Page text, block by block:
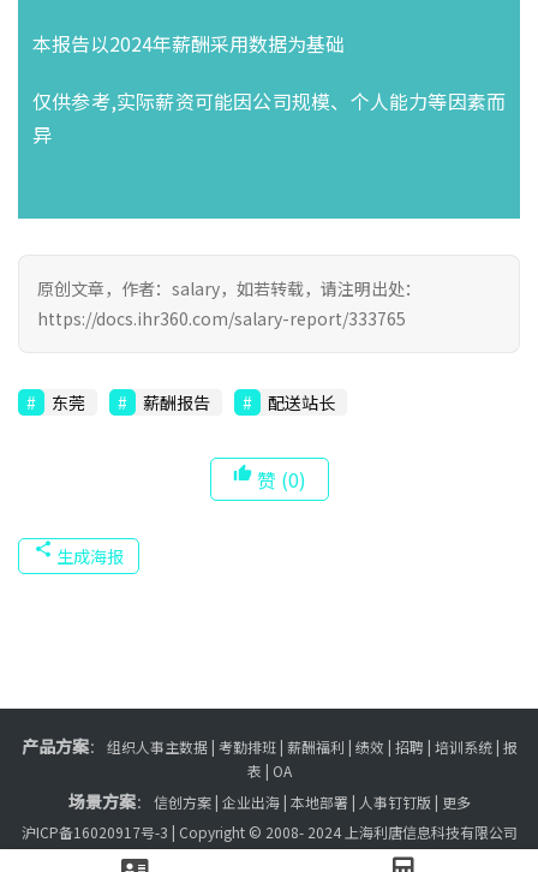
本报告以2024年薪酬采用数据为基础
仅供参考,实际薪资可能因公司规模、个人能力等因素而
异
原创文章，作者：salary，如若转载，请注明出处：
https://docs.ihr360.com/salary-report/333765
东莞 薪酬报告 配送站长
赞 (0)
生成海报
产品方案： 组织人事主数据| 考勤排班| 薪酬福利 | 绩效 | 招聘 | 培训系统 | 报
表 | OA
场景方案： 信创方案| 企业出海| 本地部署 | 人事钉钉版 | 更多
沪ICP备16020917号-3 | Copyright © 2008- 2024 上海利唐信息科技有限公司
网站地图